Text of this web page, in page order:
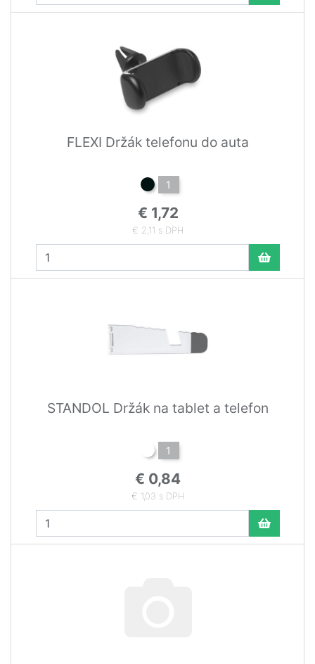
FLEXI Držák telefonu do auta
1
€ 1,72
€ 2,11 s DPH
STANDOL Držák na tablet a telefon
1
€ 0,84
€ 1,03 s DPH